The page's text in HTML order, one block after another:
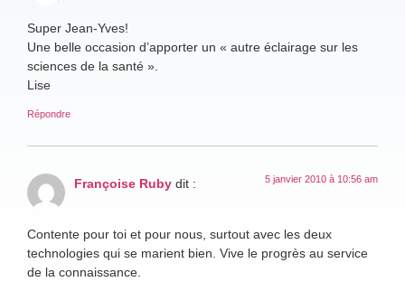
Super Jean-Yves!
Une belle occasion d’apporter un « autre éclairage sur les
sciences de la santé ».
Lise
Répondre
Françoise Ruby dit : 5 janvier 2010 à 10:56 am
Contente pour toi et pour nous, surtout avec les deux
technologies qui se marient bien. Vive le progrès au service
de la connaissance.